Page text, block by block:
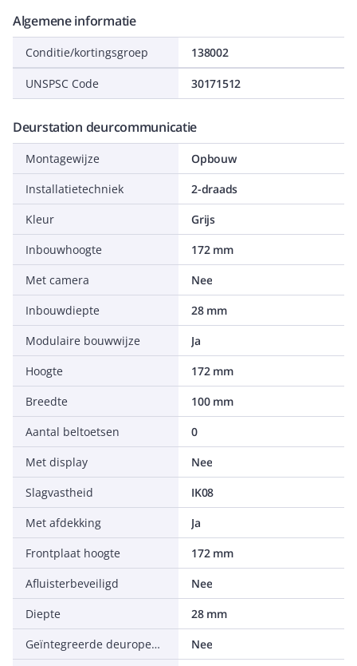
Algemene informatie
Conditie/kortingsgroep 138002
UNSPSC Code 30171512
Deurstation deurcommunicatie
Montagewijze
Opbouw
Installatietechniek
2-draads
Kleur
Grijs
Inbouwhoogte
172 mm
Met camera
Nee
Inbouwdiepte
28 mm
Modulaire bouwwijze
Ja
Hoogte
172 mm
Breedte
100 mm
Aantal beltoetsen
0
Met display
Nee
Slagvastheid
IK08
Met afdekking
Ja
Frontplaat hoogte
172 mm
Afluisterbeveiligd
Nee
Diepte
28 mm
Geïntegreerde deuropeningsschakeling
Nee